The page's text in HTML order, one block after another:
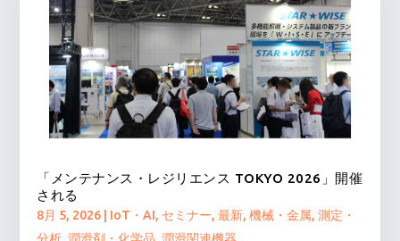
「メンテナンス・レジリエンス TOKYO 2026」開催
される
8月 5, 2026 IoT・AI, セミナー,最新,機械・金属,測定・